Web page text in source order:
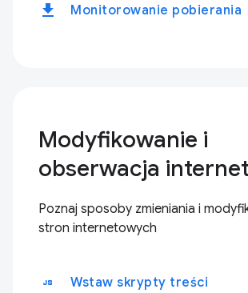
download Monitorowanie pobierania
Modyfikowanie i
obserwacja
Poznaj sposoby zmieniania i
stron internetowych
javascript Wstaw skrypty treści